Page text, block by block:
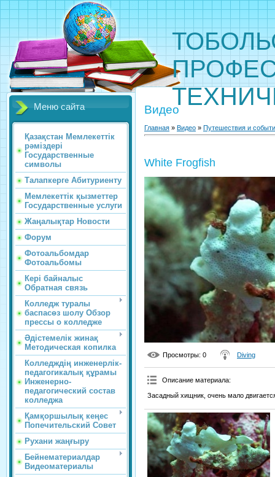
Меню сайта
Қазақстан Мемлекеттік
рәміздері
Государственные
символы
Талапкерге Абитуриенту
Мемлекеттік қызметтер
Государственные услуги
Жаңалықтар Новости
Форум
Фотоальбомдар
Фотоальбомы
Кері байналыс
Обратная связь
Колледж туралы
баспасөз шолу Обзор
прессы о колледже
Әдістемелік жинақ
Методическая копилка
Колледждің инженерлік-
педагогикалық құрамы
Инженерно-
педагогический состав
колледжа
Қамқоршылық кеңес
Попечительский Совет
Рухани жаңғыру
Бейнематериалдар
Видеоматериалы
Видео
Главная » Видео » Путешествия и
White Frogfish
Просмотры: 0 Diving
Описание материала:
Засадный хищник, очень мало